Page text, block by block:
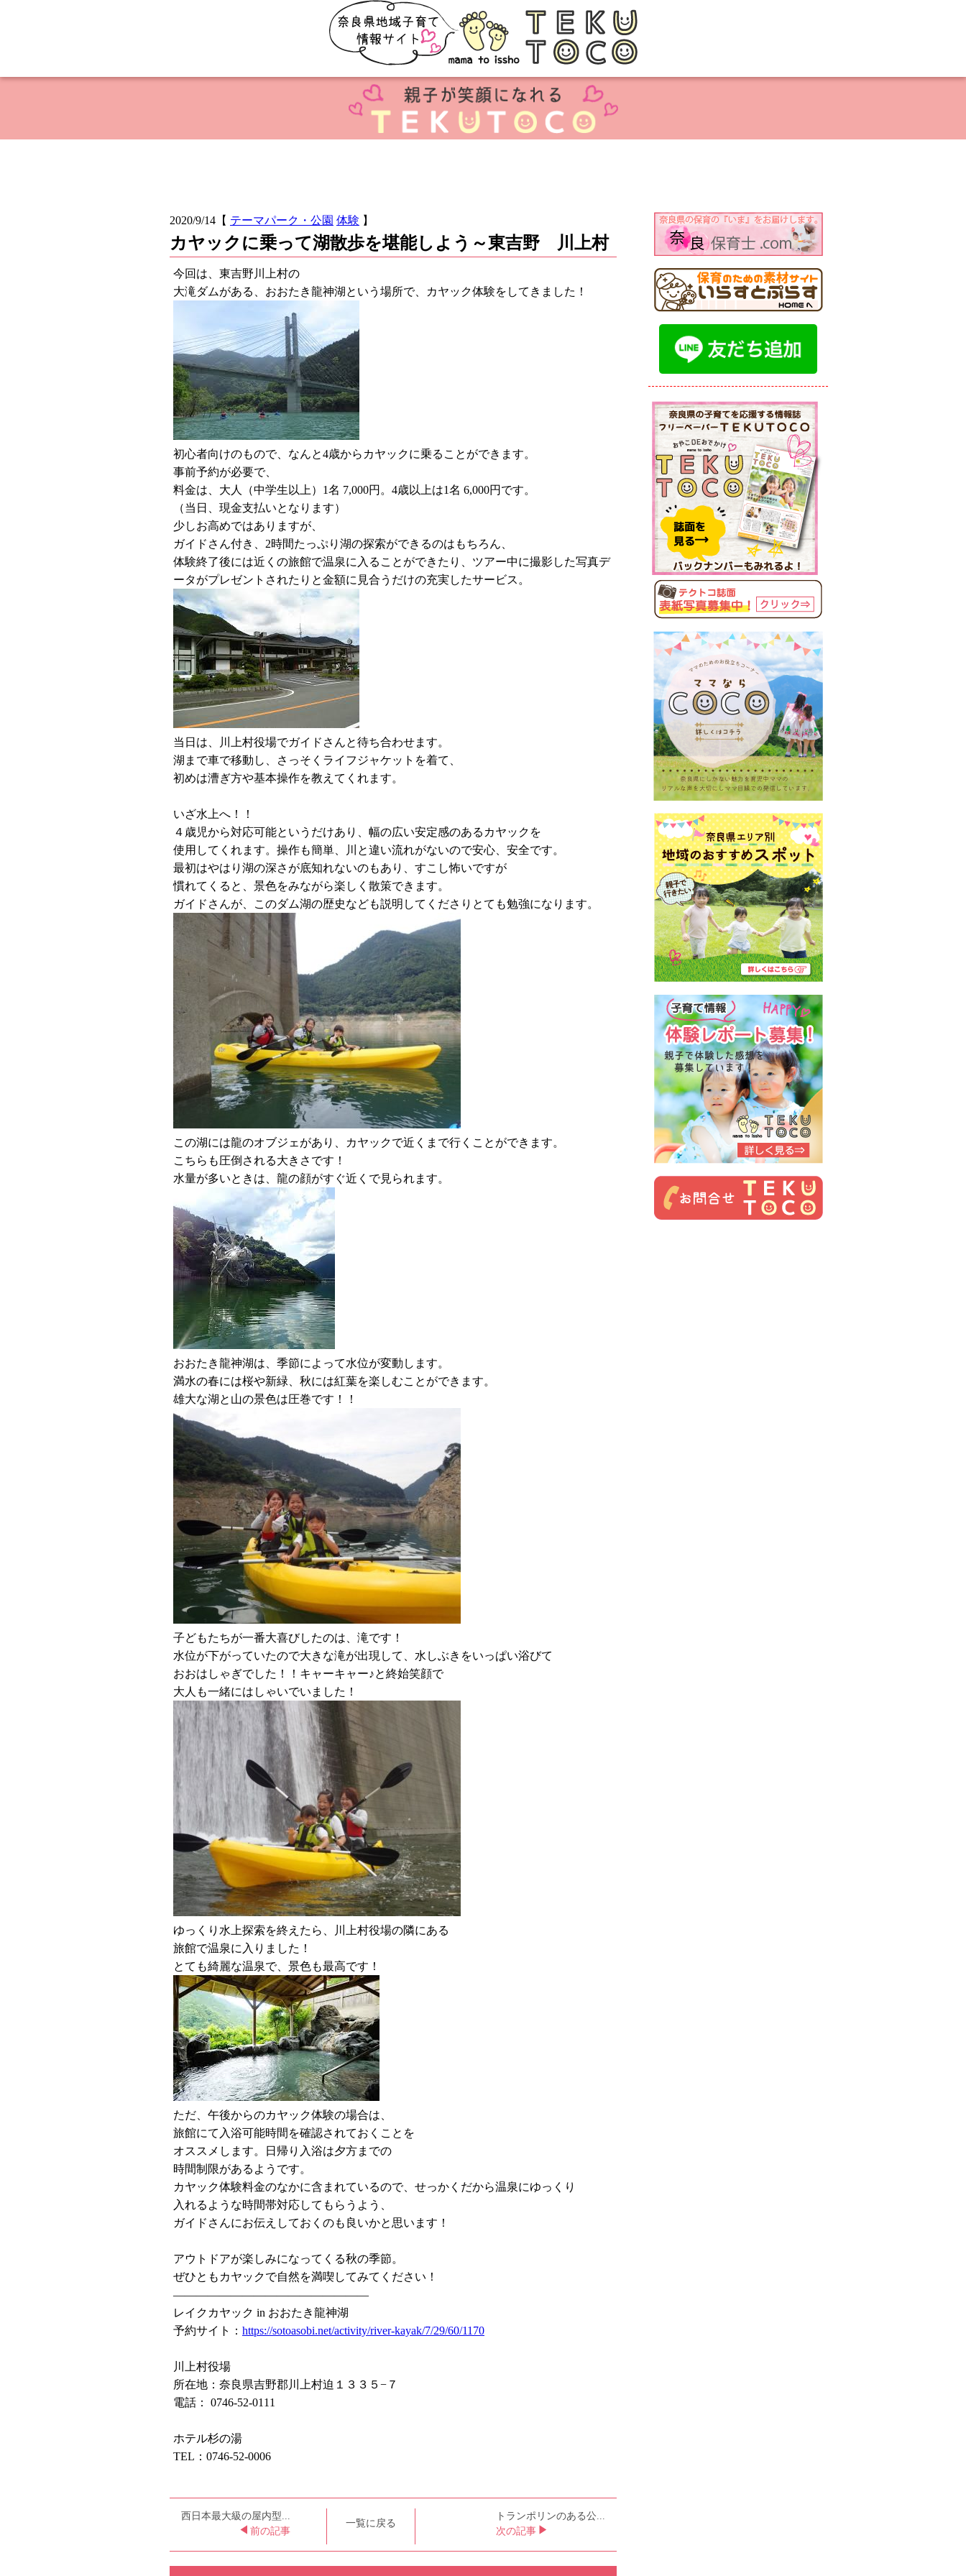
2020/9/14【 テーマパーク・公園 体験 】
カヤックに乗って湖散歩を堪能しよう～東吉野 川上村
今回は、東吉野川上村の
大滝ダムがある、おおたき龍神湖という場所で、カヤック体験をしてきました！
初心者向けのもので、なんと4歳からカヤックに乗ることができます。
事前予約が必要で、
料金は、大人（中学生以上）1名 7,000円。4歳以上は1名 6,000円です。
（当日、現金支払いとなります）
少しお高めではありますが、
ガイドさん付き、2時間たっぷり湖の探索ができるのはもちろん、
体験終了後には近くの旅館で温泉に入ることができたり、ツアー中に撮影した写真デ
ータがプレゼントされたりと金額に見合うだけの充実したサービス。
当日は、川上村役場でガイドさんと待ち合わせます。
湖まで車で移動し、さっそくライフジャケットを着て、
初めは漕ぎ方や基本操作を教えてくれます。
いざ水上へ！！
４歳児から対応可能というだけあり、幅の広い安定感のあるカヤックを
使用してくれます。操作も簡単、川と違い流れがないので安心、安全です。
最初はやはり湖の深さが底知れないのもあり、すこし怖いですが
慣れてくると、景色をみながら楽しく散策できます。
ガイドさんが、このダム湖の歴史なども説明してくださりとても勉強になります。
この湖には龍のオブジェがあり、カヤックで近くまで行くことができます。
こちらも圧倒される大きさです！
水量が多いときは、龍の顔がすぐ近くで見られます。
おおたき龍神湖は、季節によって水位が変動します。
満水の春には桜や新緑、秋には紅葉を楽しむことができます。
雄大な湖と山の景色は圧巻です！！
子どもたちが一番大喜びしたのは、滝です！
水位が下がっていたので大きな滝が出現して、水しぶきをいっぱい浴びて
おおはしゃぎでした！！キャーキャー♪と終始笑顔で
大人も一緒にはしゃいでいました！
ゆっくり水上探索を終えたら、川上村役場の隣にある
旅館で温泉に入りました！
とても綺麗な温泉で、景色も最高です！
ただ、午後からのカヤック体験の場合は、
旅館にて入浴可能時間を確認されておくことを
オススメします。日帰り入浴は夕方までの
時間制限があるようです。
カヤック体験料金のなかに含まれているので、せっかくだから温泉にゆっくり
入れるような時間帯対応してもらうよう、
ガイドさんにお伝えしておくのも良いかと思います！
アウトドアが楽しみになってくる秋の季節。
ぜひともカヤックで自然を満喫してみてください！
—————————————————
レイクカヤック in おおたき龍神湖
予約サイト： https://sotoasobi.net/activity/river-kayak/7/29/60/1170
川上村役場
所在地：奈良県吉野郡川上村迫１３３５−７
電話： 0746-52-0111
ホテル杉の湯
TEL：0746-52-0006
西日本最大級の屋内型...
前の記事
一覧に戻る
トランポリンのある公...
次の記事